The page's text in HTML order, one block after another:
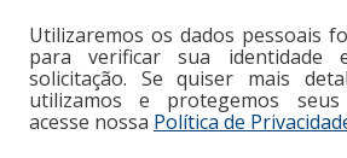
Utilizaremos os dados pessoais
para verificar sua identidade
solicitação. Se quiser mais
utilizamos e protegemos seus
acesse nossa Política de